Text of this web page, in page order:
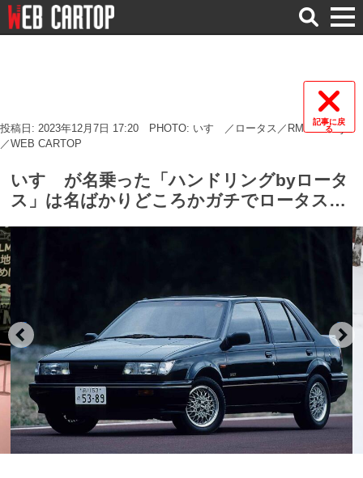
検
索
記事に戻
る
投稿日: 2023年12月7日 17:20
PHOTO: いすゞ／ロータス／RM Sotheby's
／WEB CARTOP
いすゞが名乗った「ハンドリングbyロータ
ス」は名ばかりどころかガチでロータスだ